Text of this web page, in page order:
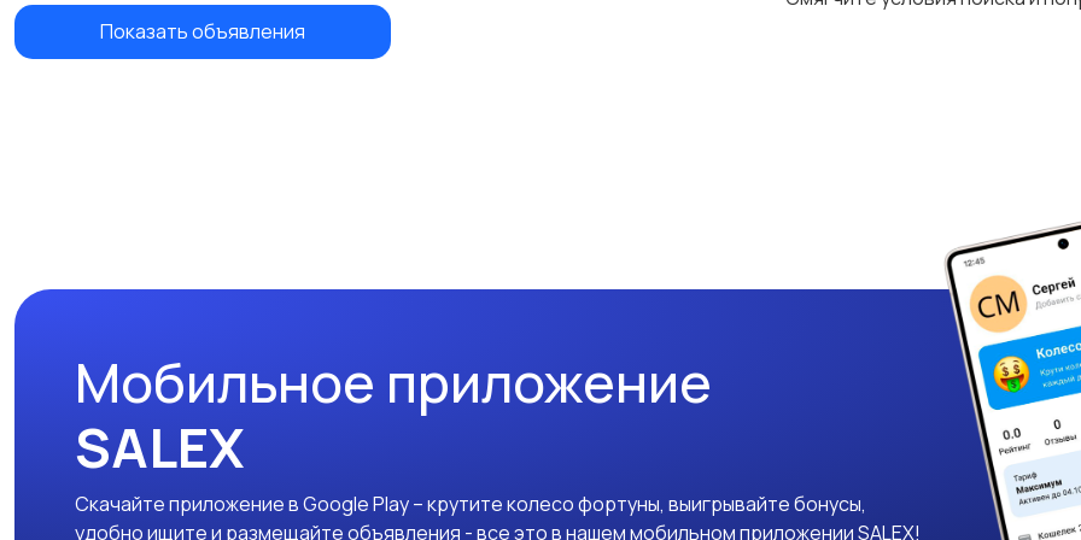
Показать объявления
Мобильное приложение
SALEX
Скачайте приложение в Google Play – крутите колесо фортуны, выигрывайте бонусы,
удобно ищите и размещайте объявления - все это в нашем мобильном приложении SALEX!